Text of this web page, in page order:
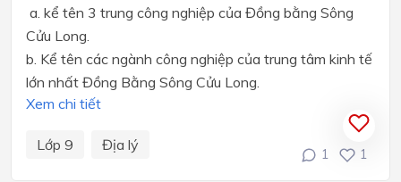
a. kể tên 3 trung công nghiệp của Đồng bằng Sông
Cửu Long.
b. Kể tên các ngành công nghiệp của trung tâm kinh tế
lớn nhất Đồng Bằng Sông Cửu Long.
Xem chi tiết
Lớp 9 Địa lý
1 1